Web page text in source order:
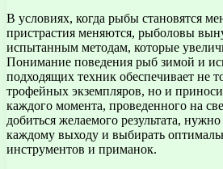
В условиях, когда рыбы становятся
пристрастия меняются, рыболовы
испытанным методам, которые
Понимание поведения рыб зимой и
подходящих техник обеспечивает не
трофейных экземпляров, но и
каждого момента, проведенного на
добиться желаемого результата,
каждому выходу и выбирать
инструментов и приманок.